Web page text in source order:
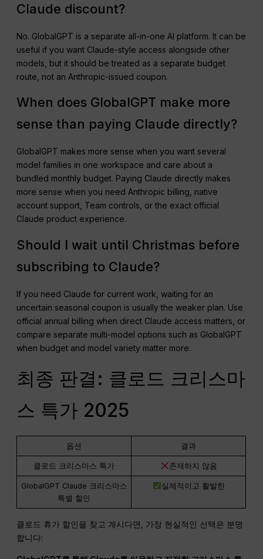
Claude discount?
No. GlobalGPT is a separate all-in-one AI platform. It can be
useful if you want Claude-style access alongside other
models, but it should be treated as a separate budget
route, not an Anthropic-issued coupon.
When does GlobalGPT make more
sense than paying Claude directly?
GlobalGPT makes more sense when you want several
model families in one workspace and care about a
bundled monthly budget. Paying Claude directly makes
more sense when you need Anthropic billing, native
account support, Team controls, or the exact official
Claude product experience.
Should I wait until Christmas before
subscribing to Claude?
If you need Claude for current work, waiting for an
uncertain seasonal coupon is usually the weaker plan. Use
official annual billing when direct Claude access matters, or
compare separate multi-model options such as GlobalGPT
when budget and model variety matter more.
최종 판결: 클로드 크리스마
스 특가 2025
옵션 결과
클로드 크리스마스 특가 존재하지 않음
GlobalGPT Claude 크리스마스
특별 할인
실제적이고 활발한
클로드 휴가 할인을 찾고 계시다면, 가장 현실적인 선택은 분명
합니다: